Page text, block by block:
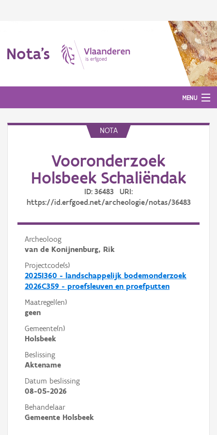
Nota's
MENU
NOTA
Vooronderzoek
Holsbeek Schaliëndak
ID: 36483 URI:
https://id.erfgoed.net/archeologie/notas/36483
Archeoloog
van de Konijnenburg, Rik
Projectcode(s)
2025I360 - landschappelijk bodemonderzoek
2026C359 - proefsleuven en proefputten
Maatregel(en)
geen
Gemeente(n)
Holsbeek
Beslissing
Aktename
Datum beslissing
08-05-2026
Behandelaar
Gemeente Holsbeek